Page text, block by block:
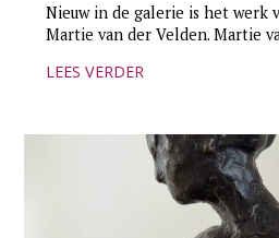
Nieuw in de galerie is het werk
Martie van der Velden. Martie
LEES VERDER